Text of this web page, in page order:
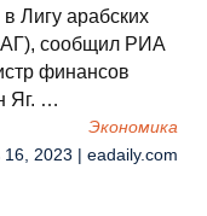
Лигу арабских
сообщил РИА
финансов
Яг. …
Экономика
2023 | eadaily.com